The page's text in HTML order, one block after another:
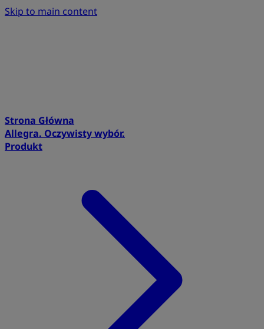
Skip to main content
Strona Główna
Allegra. Oczywisty wybór.
Produkt